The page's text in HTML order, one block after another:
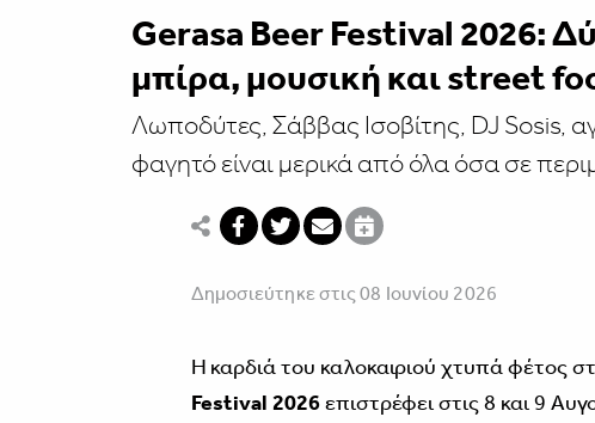
Gerasa Beer Festival 2026:
μπίρα, μουσική και street
Λωποδύτες, Σάββας Ισοβίτης, DJ Sosis,
φαγητό είναι μερικά από όλα όσα σε
Δημοσιεύτηκε στις 08 Ιουνίου 2026
Η καρδιά του καλοκαιριού χτυπά φέτος
Festival 2026επιστρέφει στις 8 και 9